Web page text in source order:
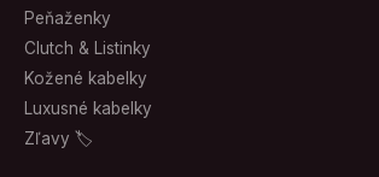
Peňaženky
Clutch & Listinky
Kožené kabelky
Luxusné kabelky
Zľavy 🏷